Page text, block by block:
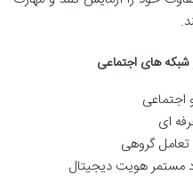
اجتماعی
ای
گروهی
مستمر هویت دیجیتال